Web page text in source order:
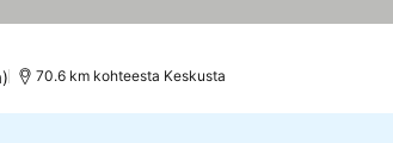
70.6 km kohteesta Keskusta